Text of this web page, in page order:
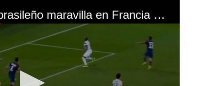
Otra vez Neymar: El brasileño maravilla en Francia con esta jugada